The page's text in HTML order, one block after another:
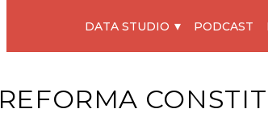
DATA STUDIO PODCAST
REFORMA